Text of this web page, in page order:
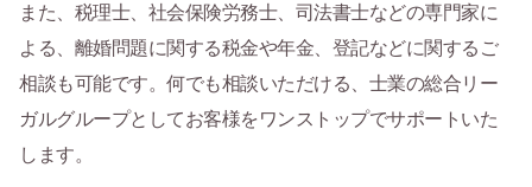
また、税理士、社会保険労務士、司法書士などの専門家に
よる、離婚問題に関する税金や年金、登記などに関するご
相談も可能です。何でも相談いただける、士業の総合リー
ガルグループとしてお客様をワンストップでサポートいた
します。